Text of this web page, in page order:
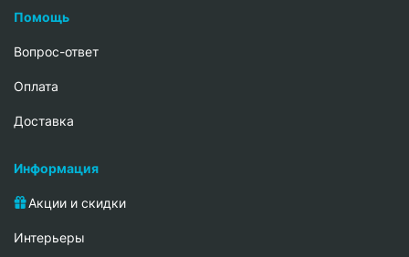
Помощь
Вопрос-ответ
Oплата
Доставка
Информация
Акции и скидки
Интерьеры